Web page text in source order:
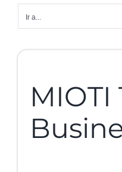
Ir a...
MIOTI